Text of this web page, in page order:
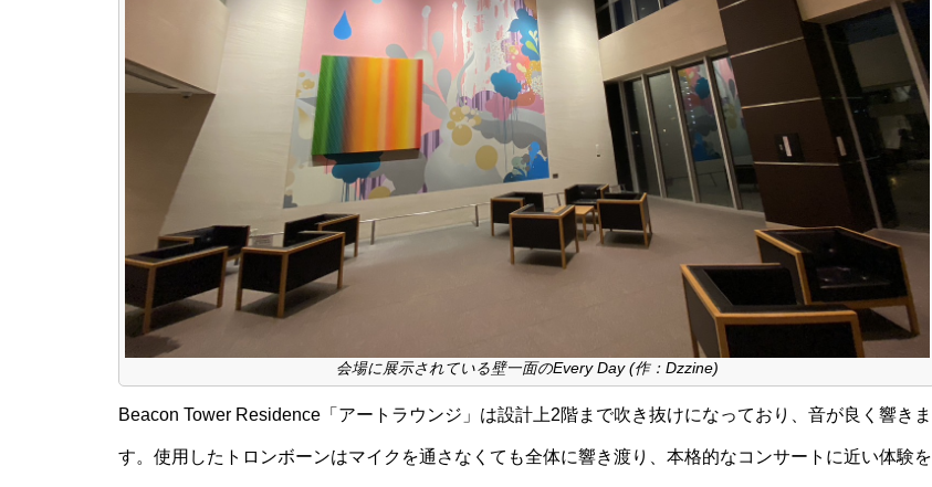
会場に展示されている壁一面のEvery Day (作：Dzzine)
Beacon Tower Residence「アートラウンジ」は設計上2階まで吹き抜けになっており、音が良く響きま
す。使用したトロンボーンはマイクを通さなくても全体に響き渡り、本格的なコンサートに近い体験を